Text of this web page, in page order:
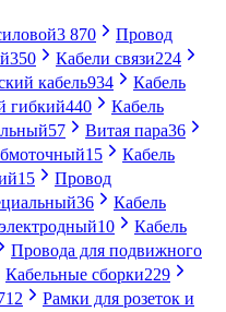
3 870
Провод
350 Кабели связи224
кабель934
Кабель
гибкий440
Кабель
57 Витая пара36
15
Кабель
15
Провод
36
Кабель
10
Кабель
Провода для подвижного
Кабельные сборки229
Рамки для розеток и